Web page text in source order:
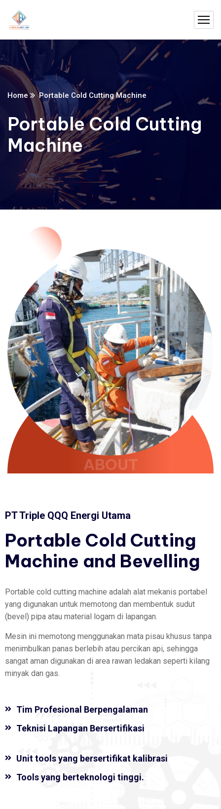
Home Portable Cold Cutting Machine
Portable Cold Cutting
Machine
ABOUT
PT Triple QQQ Energi Utama
Portable Cold Cutting
Machine and Bevelling
Portable cold cutting machine adalah alat mekanis portabel
yang digunakan untuk memotong dan membentuk sudut
(bevel) pipa atau material logam di lapangan.
Mesin ini memotong menggunakan mata pisau khusus tanpa
menimbulkan panas berlebih atau percikan api, sehingga
sangat aman digunakan di area rawan ledakan seperti kilang
minyak dan gas.
Tim Profesional Berpengalaman
Teknisi Lapangan Bersertifikasi
Unit tools yang bersertifikat kalibrasi
Tools yang berteknologi tinggi.